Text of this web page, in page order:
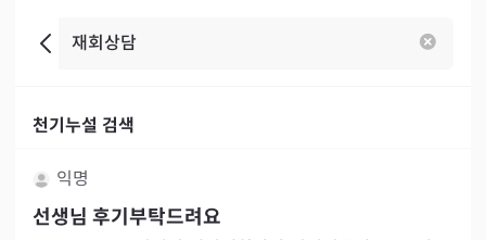
천기누설 검색
익명
선생님 후기부탁드려요